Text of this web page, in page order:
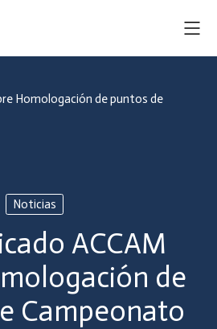
Homologación de puntos de
Noticias
ACCAM
de
Campeonato